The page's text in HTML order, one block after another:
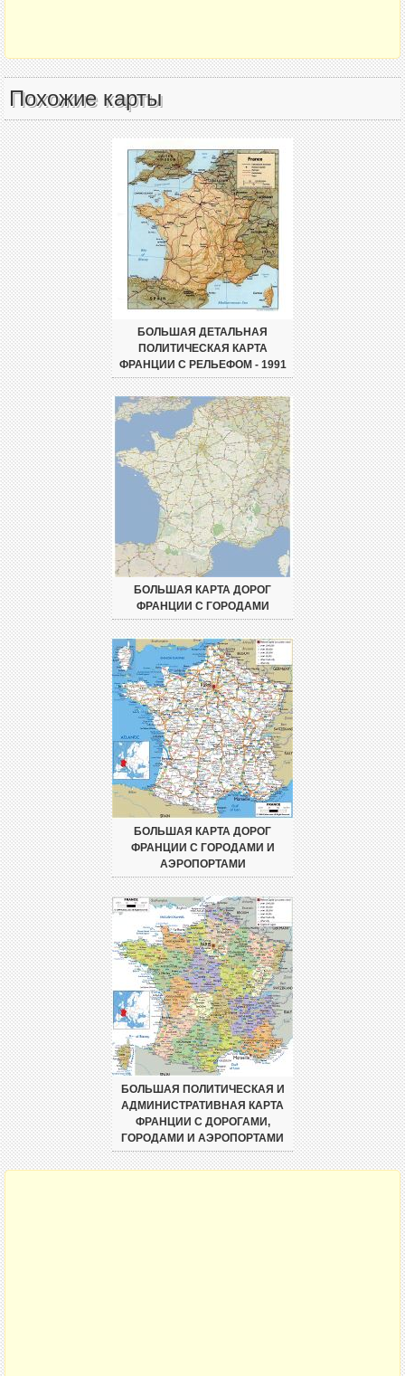
Похожие карты
БОЛЬШАЯ ДЕТАЛЬНАЯ
ПОЛИТИЧЕСКАЯ КАРТА
ФРАНЦИИ С РЕЛЬЕФОМ - 1991
БОЛЬШАЯ КАРТА ДОРОГ
ФРАНЦИИ С ГОРОДАМИ
БОЛЬШАЯ КАРТА ДОРОГ
ФРАНЦИИ С ГОРОДАМИ И
АЭРОПОРТАМИ
БОЛЬШАЯ ПОЛИТИЧЕСКАЯ И
АДМИНИСТРАТИВНАЯ КАРТА
ФРАНЦИИ С ДОРОГАМИ,
ГОРОДАМИ И АЭРОПОРТАМИ